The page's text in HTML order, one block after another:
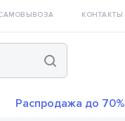
КОНТАКТЫ
Распродажа до 70%